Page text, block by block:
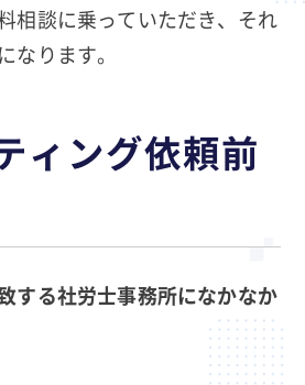
相談に乗っていただき、それ
なります。
ィング依頼前
する社労士事務所になかなか